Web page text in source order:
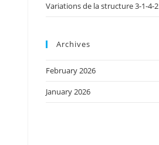
Variations de la structure 3-1-4-2
Archives
February 2026
January 2026